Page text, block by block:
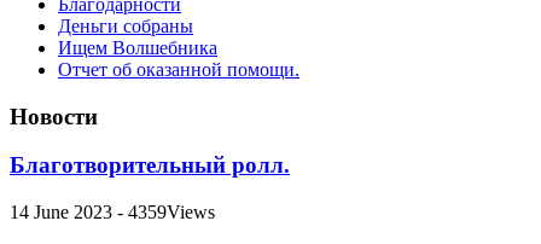
Благодарности
Деньги собраны
Ищем Волшебника
Отчет об оказанной помощи.
Новости
Благотворительный ролл.
14 June 2023 - 4359Views